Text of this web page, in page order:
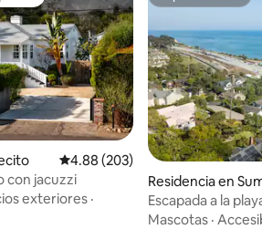
evaluaciones
Calificación promedio: 4.88 de
4.88 (203)
con jacuzzi
exteriores ·
Residencia en
Escapada a la
Mascotas ·